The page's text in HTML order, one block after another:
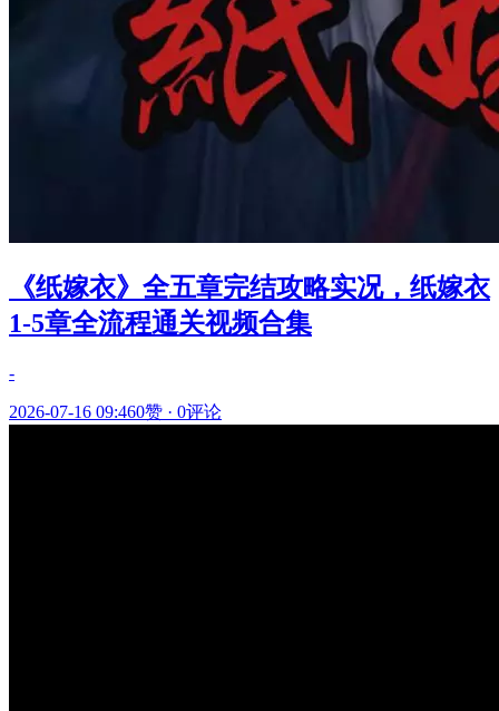
《纸嫁衣》全五章完结攻略实况，纸嫁衣
1-5章全流程通关视频合集
-
2026-07-16 09:460赞 · 0评论